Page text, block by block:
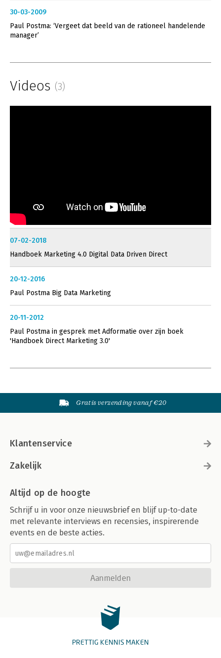
30-03-2009
Paul Postma: ‘Vergeet dat beeld van de rationeel handelende
manager’
Videos (3)
07-02-2018
Handboek Marketing 4.0 Digital Data Driven Direct
20-12-2016
Paul Postma Big Data Marketing
20-11-2012
Paul Postma in gesprek met Adformatie over zijn boek
'Handboek Direct Marketing 3.0'
Gratis verzending vanaf €20
Klantenservice
Zakelijk
Altijd op de hoogte
Schrijf u in voor onze nieuwsbrief en blijf up-to-date
met relevante interviews en recensies, inspirerende
events en de beste acties.
Aanmelden
PRETTIG KENNIS MAKEN